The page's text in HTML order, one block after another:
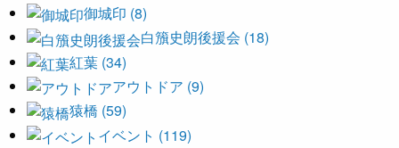
御城印 (8)
白籏史朗後援会 (18)
紅葉 (34)
アウトドア (9)
猿橋 (59)
イベント (119)